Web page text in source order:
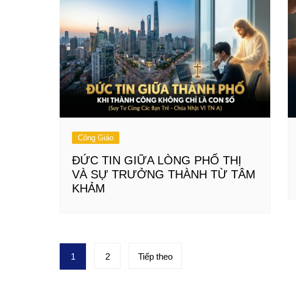
Công Giáo
ĐỨC TIN GIỮA LÒNG PHỐ THỊ
VÀ SỰ TRƯỞNG THÀNH TỪ TÂM
KHẢM
Phân
trang
1 2 Tiếp theo